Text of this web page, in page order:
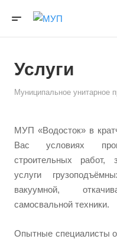
Услуги
Муниципальное унитарное
МУП «Водосток» в
Вас условиях
строительных работ,
услуги
вакуумной,
самосвальной техники.
Опытные специалисты